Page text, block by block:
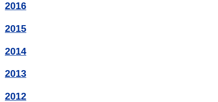
2016
2015
2014
2013
2012